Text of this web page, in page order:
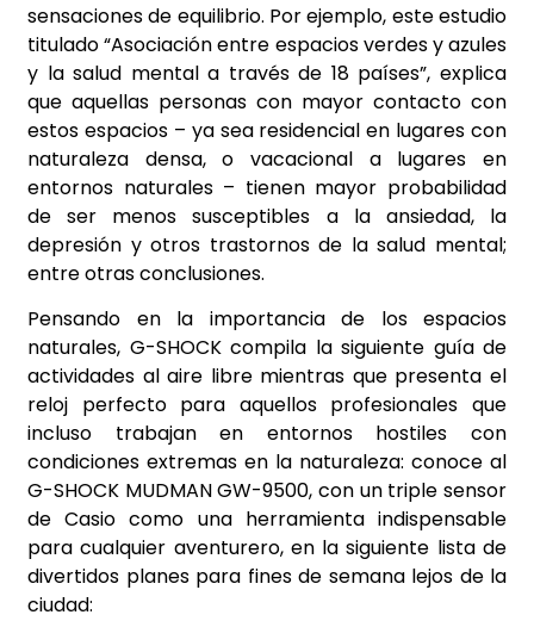
sensaciones de equilibrio. Por ejemplo, este estudio
titulado “Asociación entre espacios verdes y azules
y la salud mental a través de 18 países”, explica
que aquellas personas con mayor contacto con
estos espacios – ya sea residencial en lugares con
naturaleza densa, o vacacional a lugares en
entornos naturales – tienen mayor probabilidad
de ser menos susceptibles a la ansiedad, la
depresión y otros trastornos de la salud mental;
entre otras conclusiones.
Pensando en la importancia de los espacios
naturales, G-SHOCK compila la siguiente guía de
actividades al aire libre mientras que presenta el
reloj perfecto para aquellos profesionales que
incluso trabajan en entornos hostiles con
condiciones extremas en la naturaleza: conoce al
G-SHOCK MUDMAN GW-9500, con un triple sensor
de Casio como una herramienta indispensable
para cualquier aventurero, en la siguiente lista de
divertidos planes para fines de semana lejos de la
ciudad: